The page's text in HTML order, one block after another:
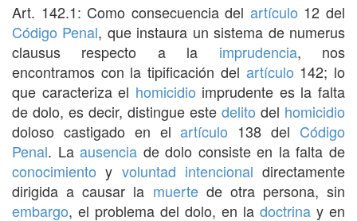
Art. 142.1: Como consecuencia del artículo 12 del
Código Penal, que instaura un sistema de numerus
clausus respecto a la imprudencia, nos
encontramos con la tipificación del artículo 142; lo
que caracteriza el homicidio imprudente es la falta
de dolo, es decir, distingue este delito del homicidio
doloso castigado en elartículo 138 del Código
Penal. Laausencia de dolo consiste en la falta de
conocimiento y voluntad intencional directamente
dirigida a causar la muertede otra persona, sin
embargo, el problema del dolo, en la doctrina y en